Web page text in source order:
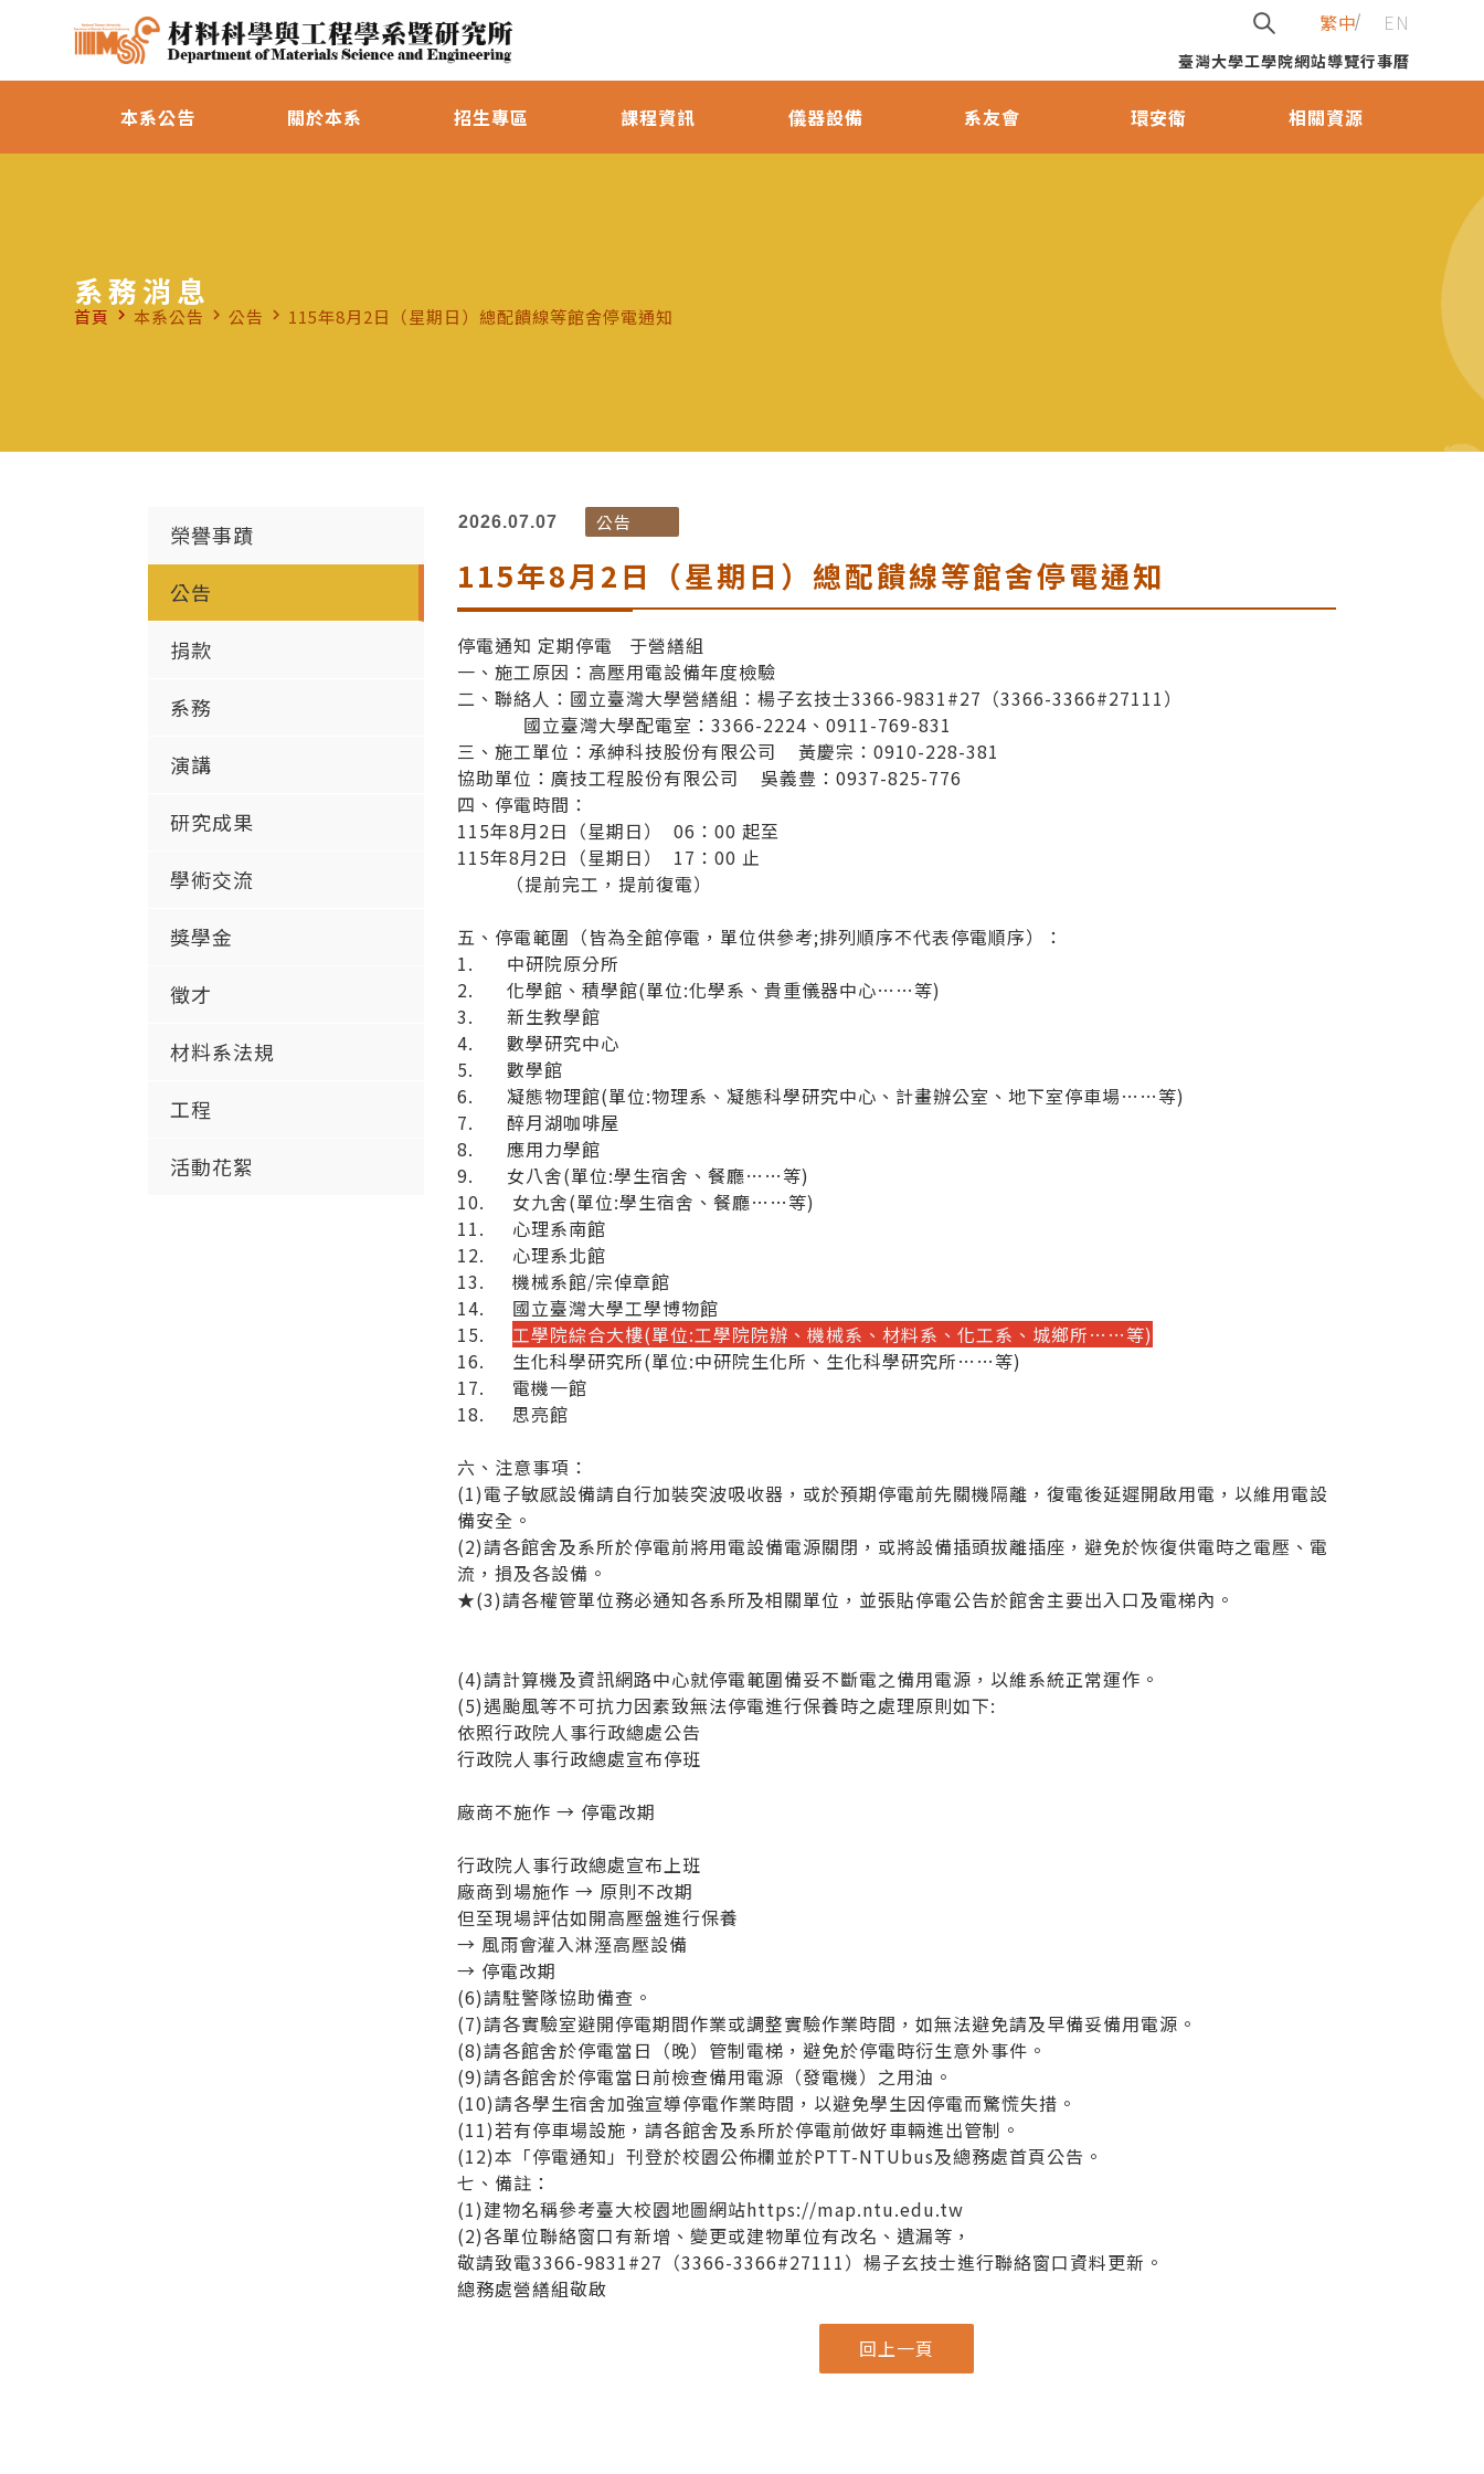
繁中 EN
臺灣大學工學院網站導覽行事曆
本系公告 關於本系 招生專區 課程資訊 儀器設備 系友會 環安衛 相關資源
系務消息
首頁 navigate_next 本系公告 navigate_next 公告 navigate_next 115年8月2日（星期日）總配饋線等館舍停電通知
榮譽事蹟
公告
捐款
系務
演講
研究成果
學術交流
獎學金
徵才
材料系法規
工程
活動花絮
2026.07.07 公告
115年8月2日（星期日）總配饋線等館舍停電通知
停電通知 定期停電 于營繕組
一、施工原因：高壓用電設備年度檢驗
二、聯絡人：國立臺灣大學營繕組：楊子玄技士3366-9831#27（3366-3366#27111）
國立臺灣大學配電室：3366-2224、0911-769-831
三、施工單位：承紳科技股份有限公司 黃慶宗：0910-228-381
協助單位：廣技工程股份有限公司 吳義豊：0937-825-776
四、停電時間：
115年8月2日（星期日） 06：00 起至
115年8月2日（星期日） 17：00 止
（提前完工，提前復電）
五、停電範圍（皆為全館停電，單位供參考;排列順序不代表停電順序）：
1. 中研院原分所
2. 化學館、積學館(單位:化學系、貴重儀器中心……等)
3. 新生教學館
4. 數學研究中心
5. 數學館
6. 凝態物理館(單位:物理系、凝態科學研究中心、計畫辦公室、地下室停車場……等)
7. 醉月湖咖啡屋
8. 應用力學館
9. 女八舍(單位:學生宿舍、餐廳……等)
10. 女九舍(單位:學生宿舍、餐廳……等)
11. 心理系南館
12. 心理系北館
13. 機械系館/宗倬章館
14. 國立臺灣大學工學博物館
15.工學院綜合大樓(單位:工學院院辦、機械系、材料系、化工系、城鄉所……等)
16. 生化科學研究所(單位:中研院生化所、生化科學研究所……等)
17. 電機一館
18. 思亮館
六、注意事項：
(1)電子敏感設備請自行加裝突波吸收器，或於預期停電前先關機隔離，復電後延遲開啟用電，以維用電設
備安全。
(2)請各館舍及系所於停電前將用電設備電源關閉，或將設備插頭拔離插座，避免於恢復供電時之電壓、電
流，損及各設備。
★(3)請各權管單位務必通知各系所及相關單位，並張貼停電公告於館舍主要出入口及電梯內。
(4)請計算機及資訊網路中心就停電範圍備妥不斷電之備用電源，以維系統正常運作。
(5)遇颱風等不可抗力因素致無法停電進行保養時之處理原則如下:
依照行政院人事行政總處公告
行政院人事行政總處宣布停班
廠商不施作 → 停電改期
行政院人事行政總處宣布上班
廠商到場施作 → 原則不改期
但至現場評估如開高壓盤進行保養
→ 風雨會灌入淋溼高壓設備
→ 停電改期
(6)請駐警隊協助備查。
(7)請各實驗室避開停電期間作業或調整實驗作業時間，如無法避免請及早備妥備用電源。
(8)請各館舍於停電當日（晚）管制電梯，避免於停電時衍生意外事件。
(9)請各館舍於停電當日前檢查備用電源（發電機）之用油。
(10)請各學生宿舍加強宣導停電作業時間，以避免學生因停電而驚慌失措。
(11)若有停車場設施，請各館舍及系所於停電前做好車輛進出管制。
(12)本「停電通知」刊登於校園公佈欄並於PTT-NTUbus及總務處首頁公告。
七、備註：
(1)建物名稱參考臺大校園地圖網站https://map.ntu.edu.tw
(2)各單位聯絡窗口有新增、變更或建物單位有改名、遺漏等，
敬請致電3366-9831#27（3366-3366#27111）楊子玄技士進行聯絡窗口資料更新。
總務處營繕組敬啟